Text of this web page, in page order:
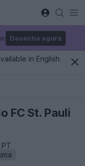
Desenha agora
in English.
FC St. Pauli